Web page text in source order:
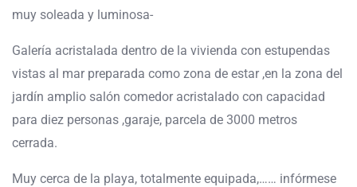
muy soleada y luminosa-
Galería acristalada dentro de la vivienda con estupendas
vistas al mar preparada como zona de estar ,en la zona del
jardín amplio salón comedor acristalado con capacidad
para diez personas ,garaje, parcela de 3000 metros
cerrada.
Muy cerca de la playa, totalmente equipada,…… infórmese